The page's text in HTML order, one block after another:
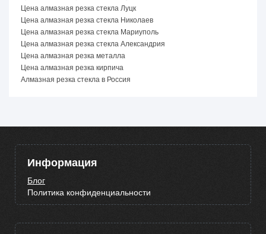
Цена алмазная резка стекла Луцк
Цена алмазная резка стекла Николаев
Цена алмазная резка стекла Мариуполь
Цена алмазная резка стекла Александрия
Цена алмазная резка металла
Цена алмазная резка кирпича
Алмазная резка стекла в Россия
Информация
Блог
Политика конфиденциальности